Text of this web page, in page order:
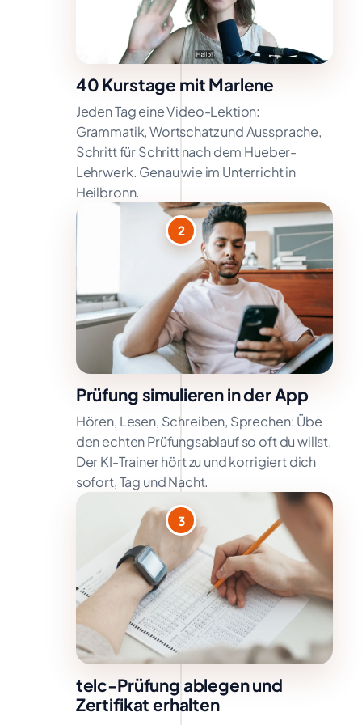
40 Kurstage mit Marlene
Jeden Tag eine Video-Lektion:
Grammatik, Wortschatz und Aussprache,
Schritt für Schritt nach dem Hueber-
Lehrwerk. Genau wie im Unterricht in
Heilbronn.
2
Prüfung simulieren in der App
Hören, Lesen, Schreiben, Sprechen: Übe
den echten Prüfungsablauf so oft du willst.
Der KI-Trainer hört zu und korrigiert dich
sofort, Tag und Nacht.
3
telc-Prüfung ablegen und
Zertifikat erhalten